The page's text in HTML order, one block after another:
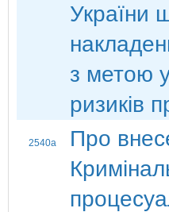
України
з метою
ризиків
2540а
Про